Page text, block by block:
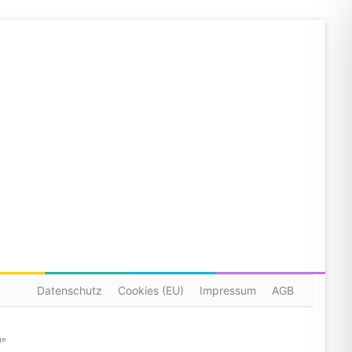
Datenschutz Cookies (EU) Impressum AGB